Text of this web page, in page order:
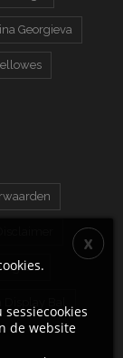
Georgieva
Bal
de website